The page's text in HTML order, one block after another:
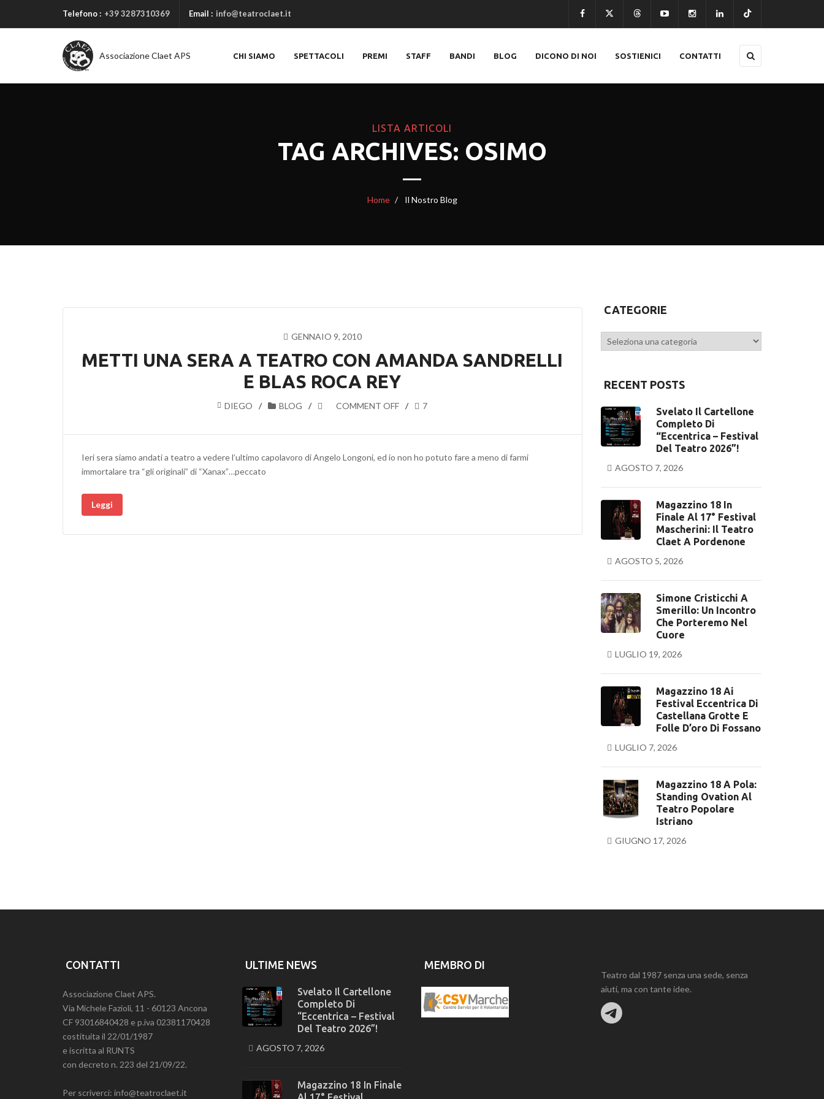
Telefono : +39 3287310369 Email : info@teatroclaet.it
Associazione Claet APS CHI SIAMO SPETTACOLI PREMI STAFF BANDI BLOG DICONO DI NOI SOSTIENICI CONTATTI
LISTA ARTICOLI
TAG ARCHIVES: OSIMO
Home Il Nostro Blog
GENNAIO 9, 2010
METTI UNA SERA A TEATRO CON AMANDA SANDRELLI
E BLAS ROCA REY
DIEGO BLOG COMMENT OFF 7
Ieri sera siamo andati a teatro a vedere l’ultimo capolavoro di Angelo Longoni, ed io non ho potuto fare a meno di farmi
immortalare tra “gli originali” di “Xanax”…peccato
Leggi
CATEGORIE
Categorie
RECENT POSTS
Svelato Il Cartellone
Completo Di
“Eccentrica – Festival
Del Teatro 2026”!
AGOSTO 7, 2026
Magazzino 18 In
Finale Al 17° Festival
Mascherini: Il Teatro
Claet A Pordenone
AGOSTO 5, 2026
Simone Cristicchi A
Smerillo: Un Incontro
Che Porteremo Nel
Cuore
LUGLIO 19, 2026
Magazzino 18 Ai
Festival Eccentrica Di
Castellana Grotte E
Folle D’oro Di Fossano
LUGLIO 7, 2026
Magazzino 18 A Pola:
Standing Ovation Al
Teatro Popolare
Istriano
GIUGNO 17, 2026
CONTATTI
Associazione Claet APS.
Via Michele Fazioli, 11 - 60123 Ancona
CF 93016840428 e p.iva 02381170428
costituita il 22/01/1987
e iscritta al RUNTS
con decreto n. 223 del 21/09/22.
Per scriverci: info@teatroclaet.it
ULTIME NEWS
Svelato Il Cartellone
Completo Di
“Eccentrica – Festival
Del Teatro 2026”!
AGOSTO 7, 2026
Magazzino 18 In Finale
MEMBRO DI
Teatro dal 1987 senza una sede, senza
aiuti, ma con tante idee.